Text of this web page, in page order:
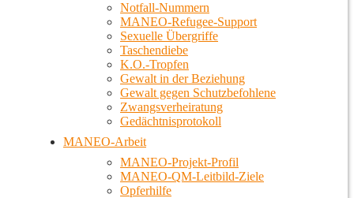
Notfall-Nummern
MANEO-Refugee-Support
Sexuelle Übergriffe
Taschendiebe
K.O.-Tropfen
Gewalt in der Beziehung
Gewalt gegen Schutzbefohlene
Zwangsverheiratung
Gedächtnisprotokoll
MANEO-Arbeit
MANEO-Projekt-Profil
MANEO-QM-Leitbild-Ziele
Opferhilfe